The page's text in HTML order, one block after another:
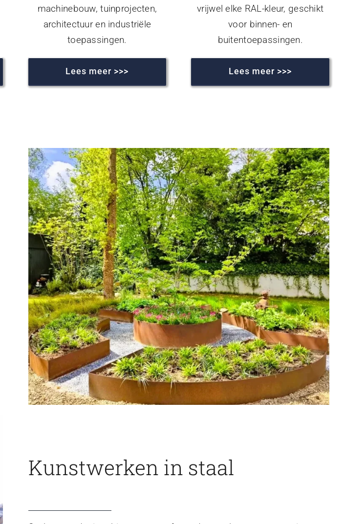
machinebouw, tuinprojecten,
architectuur en industriële
toepassingen.
Lees meer >>>
vrijwel elke RAL-kleur, geschikt
voor binnen- en
buitentoepassingen.
Lees meer >>>
Kunstwerken in staal